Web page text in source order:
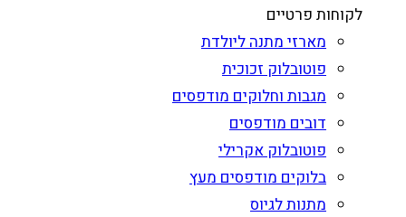
לקוחות פרטיים
מארזי מתנה ליולדת
פוטובלוק זכוכית
מגבות וחלוקים מודפסים
דובים מודפסים
פוטובלוק אקרילי
בלוקים מודפסים מעץ
מתנות לגיוס